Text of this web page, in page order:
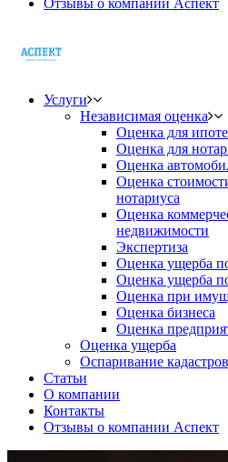
Отзывы о компании Аспект
Услуги
Независимая оценка
Оценка для
Оценка для
Оценка
Оценка
нотариуса
Оценка
недвижимости
Экспертиза
Оценка ущерба
Оценка ущерба
Оценка при
Оценка бизнеса
Оценка
Оценка ущерба
Оспаривание
Статьи
О компании
Контакты
Отзывы о компании Аспект